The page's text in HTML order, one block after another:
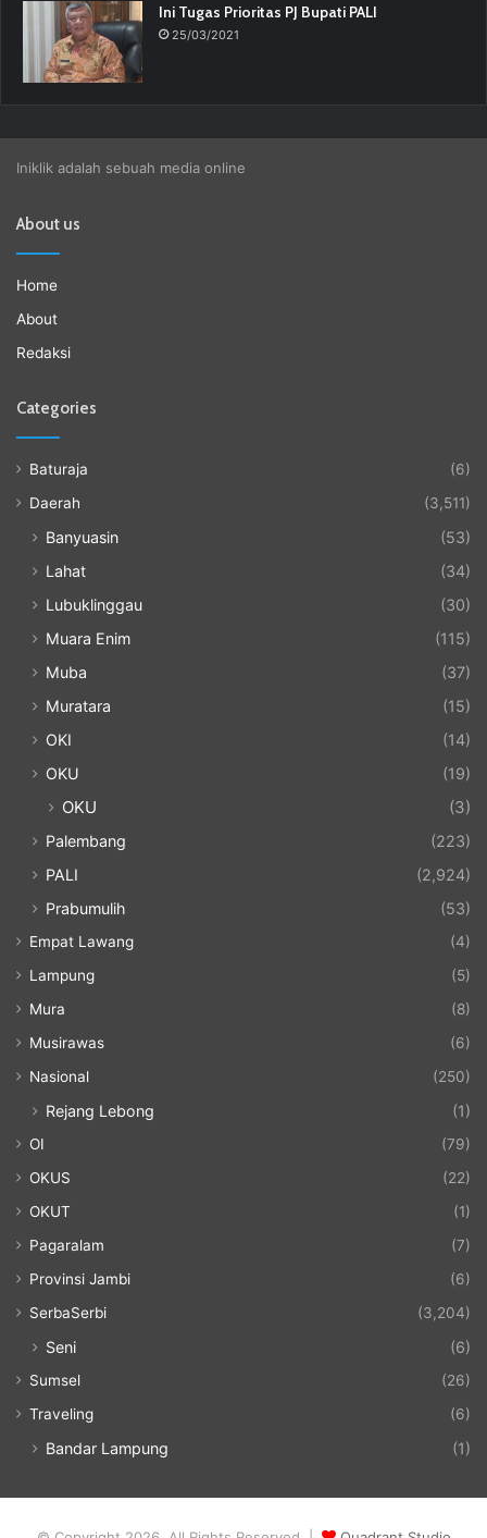
Ini Tugas Prioritas PJ Bupati PALI
25/03/2021
Iniklik adalah sebuah media online
About us
Home
About
Redaksi
Categories
Baturaja
(6)
Daerah
(3,511)
Banyuasin
(53)
Lahat
(34)
Lubuklinggau
(30)
Muara Enim
(115)
Muba
(37)
Muratara
(15)
OKI
(14)
OKU
(19)
OKU (3)
Palembang
(223)
PALI
(2,924)
Prabumulih
(53)
Empat Lawang
(4)
Lampung
(5)
Mura
(8)
Musirawas
(6)
Nasional
(250)
Rejang Lebong (1)
OI
(79)
OKUS
(22)
OKUT
(1)
Pagaralam
(7)
Provinsi Jambi
(6)
SerbaSerbi
(3,204)
Seni (6)
Sumsel
(26)
Traveling
(6)
Bandar Lampung (1)